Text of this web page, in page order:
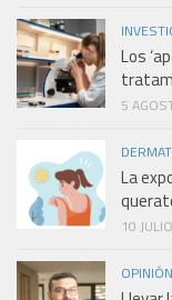
Los
5
La
10